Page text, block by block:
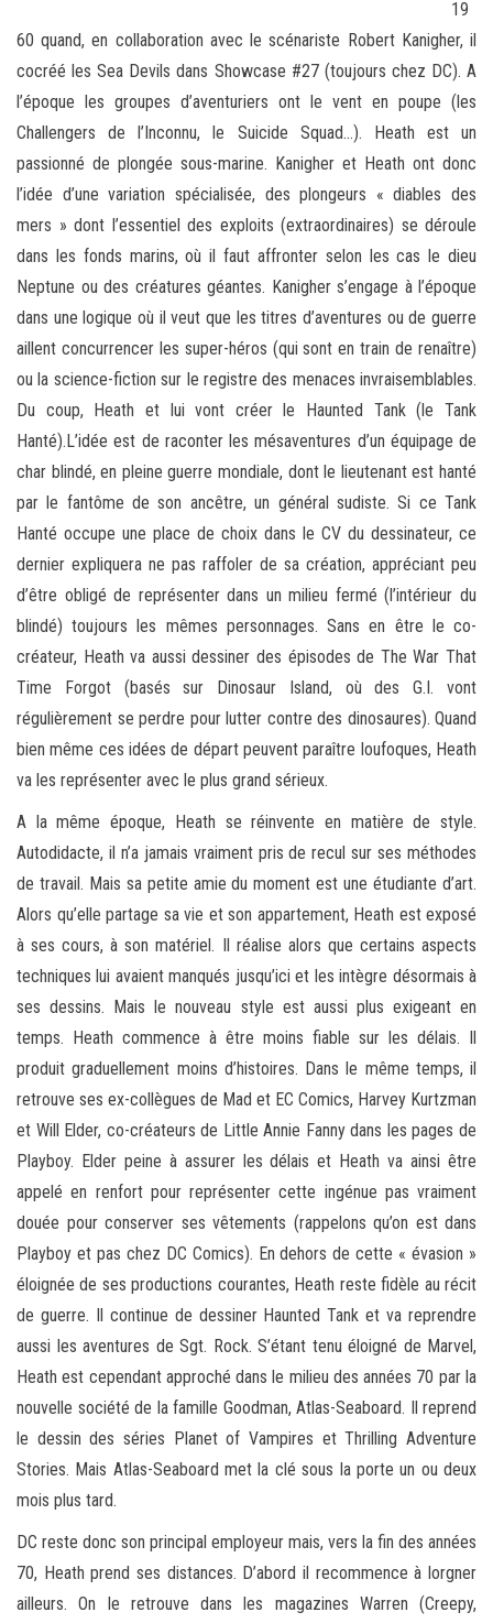
19
60 quand, en collaboration avec le scénariste Robert Kanigher, il
cocréé les Sea Devils dans Showcase #27 (toujours chez DC). A
l’époque les groupes d’aventuriers ont le vent en poupe (les
Challengers de l’Inconnu, le Suicide Squad…). Heath est un
passionné de plongée sous-marine. Kanigher et Heath ont donc
l’idée d’une variation spécialisée, des plongeurs « diables des
mers » dont l’essentiel des exploits (extraordinaires) se déroule
dans les fonds marins, où il faut affronter selon les cas le dieu
Neptune ou des créatures géantes. Kanigher s’engage à l’époque
dans une logique où il veut que les titres d’aventures ou de guerre
aillent concurrencer les super-héros (qui sont en train de renaître)
ou la science-fiction sur le registre des menaces invraisemblables.
Du coup, Heath et lui vont créer le Haunted Tank (le Tank
Hanté).L’idée est de raconter les mésaventures d’un équipage de
char blindé, en pleine guerre mondiale, dont le lieutenant est hanté
par le fantôme de son ancêtre, un général sudiste. Si ce Tank
Hanté occupe une place de choix dans le CV du dessinateur, ce
dernier expliquera ne pas raffoler de sa création, appréciant peu
d’être obligé de représenter dans un milieu fermé (l’intérieur du
blindé) toujours les mêmes personnages. Sans en être le co-
créateur, Heath va aussi dessiner des épisodes de The War That
Time Forgot (basés sur Dinosaur Island, où des G.I. vont
régulièrement se perdre pour lutter contre des dinosaures). Quand
bien même ces idées de départ peuvent paraître loufoques, Heath
va les représenter avec le plus grand sérieux.
A la même époque, Heath se réinvente en matière de style.
Autodidacte, il n’a jamais vraiment pris de recul sur ses méthodes
de travail. Mais sa petite amie du moment est une étudiante d’art.
Alors qu’elle partage sa vie et son appartement, Heath est exposé
à ses cours, à son matériel. Il réalise alors que certains aspects
techniques lui avaient manqués jusqu’ici et les intègre désormais à
ses dessins. Mais le nouveau style est aussi plus exigeant en
temps. Heath commence à être moins fiable sur les délais. Il
produit graduellement moins d’histoires. Dans le même temps, il
retrouve ses ex-collègues de Mad et EC Comics, Harvey Kurtzman
et Will Elder, co-créateurs de Little Annie Fanny dans les pages de
Playboy. Elder peine à assurer les délais et Heath va ainsi être
appelé en renfort pour représenter cette ingénue pas vraiment
douée pour conserver ses vêtements (rappelons qu’on est dans
Playboy et pas chez DC Comics). En dehors de cette « évasion »
éloignée de ses productions courantes, Heath reste fidèle au récit
de guerre. Il continue de dessiner Haunted Tank et va reprendre
aussi les aventures de Sgt. Rock. S’étant tenu éloigné de Marvel,
Heath est cependant approché dans le milieu des années 70 par la
nouvelle société de la famille Goodman, Atlas-Seaboard. Il reprend
le dessin des séries Planet of Vampires et Thrilling Adventure
Stories. Mais Atlas-Seaboard met la clé sous la porte un ou deux
mois plus tard.
DC reste donc son principal employeur mais, vers la fin des années
70, Heath prend ses distances. D’abord il recommence à lorgner
ailleurs. On le retrouve dans les magazines Warren (Creepy,